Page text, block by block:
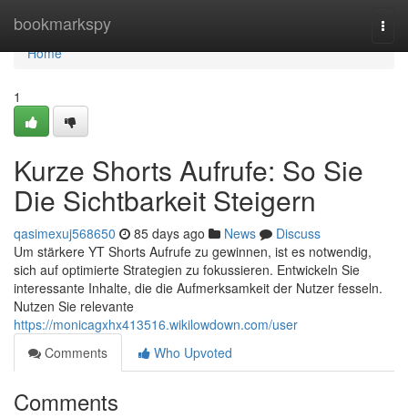
bookmarkspy
Home
Home
1
Kurze Shorts Aufrufe: So Sie
Die Sichtbarkeit Steigern
qasimexuj568650 85 days ago News
Discuss
Um stärkere YT Shorts Aufrufe zu gewinnen, ist es notwendig,
sich auf optimierte Strategien zu fokussieren. Entwickeln Sie
interessante Inhalte, die die Aufmerksamkeit der Nutzer fesseln.
Nutzen Sie relevante
https://monicagxhx413516.wikilowdown.com/user
Comments
Who Upvoted
Comments